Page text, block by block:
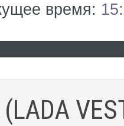
время: